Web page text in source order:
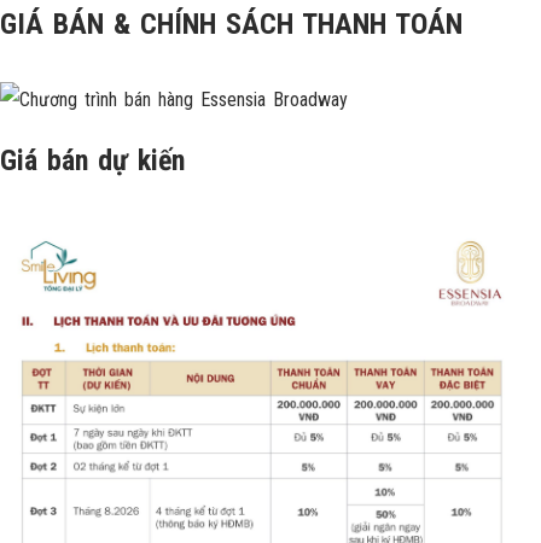
GIÁ BÁN & CHÍNH SÁCH THANH TOÁN
Giá bán dự kiến